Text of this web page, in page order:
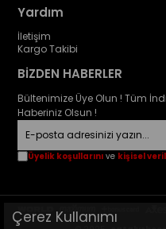
Yardım
İletişim
Kargo Takibi
BİZDEN HABERLER
Bültenimize Üye Olun ! Tüm
Haberiniz Olsun !
Üyelik koşullarını ve kişisel
Çerez Kullanımı